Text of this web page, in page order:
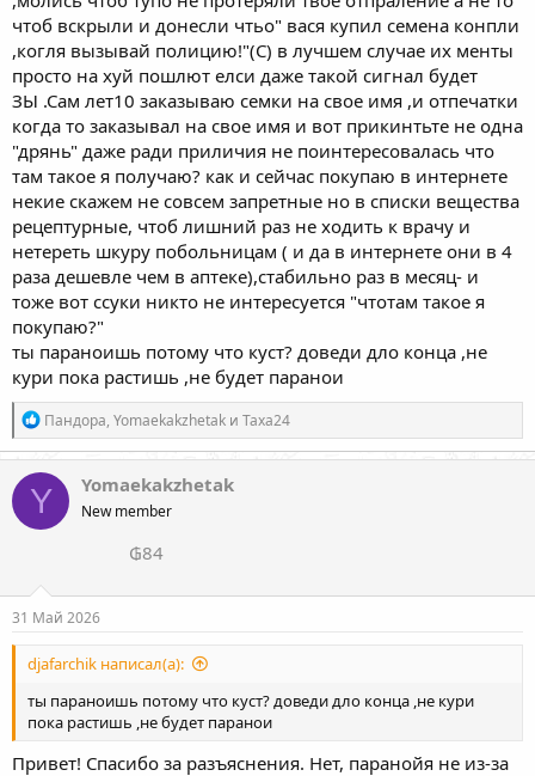
чтоб вскрыли и донесли чтьо" вася купил семена конпли
,когля вызывай полицию!"(С) в лучшем случае их менты
просто на хуй пошлют елси даже такой сигнал будет
ЗЫ .Сам лет10 заказываю семки на свое имя ,и отпечатки
когда то заказывал на свое имя и вот прикинтьте не одна
"дрянь" даже ради приличия не поинтересовалась что
там такое я получаю? как и сейчас покупаю в интернете
некие скажем не совсем запретные но в списки вещества
рецептурные, чтоб лишний раз не ходить к врачу и
нетереть шкуру побольницам ( и да в интернете они в 4
раза дешевле чем в аптеке),стабильно раз в месяц- и
тоже вот ссуки никто не интересуется "чтотам такое я
покупаю?"
ты параноишь потому что куст? доведи дло конца ,не
кури пока растишь ,не будет паранои
Р
е
а
к
ц
и
Пандора, Yomaekakzhetak и Taxa24
Y Yomaekakzhetak
New member
₲84
31 Май 2026
djafarchik написал(а):
ты параноишь потому что куст? доведи дло конца ,не кури
пока растишь ,не будет паранои
Привет! Спасибо за разъяснения. Нет, паранойя не из-за